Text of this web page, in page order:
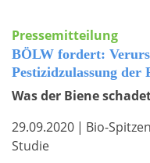
Pressemitteilung
BÖLW fordert:
Pestizidzulassung der
Was der Biene
29.09.2020 | Bio-
Studie